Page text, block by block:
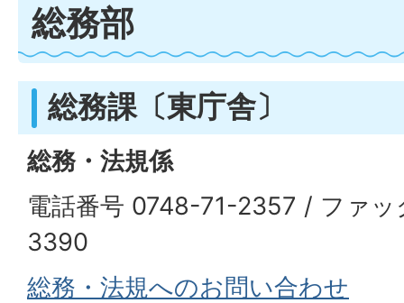
総務部
総務課〔東庁舎〕
総務・法規係
電話番号 0748-71-2357 / ファ
3390
総務・法規へのお問い合わせ